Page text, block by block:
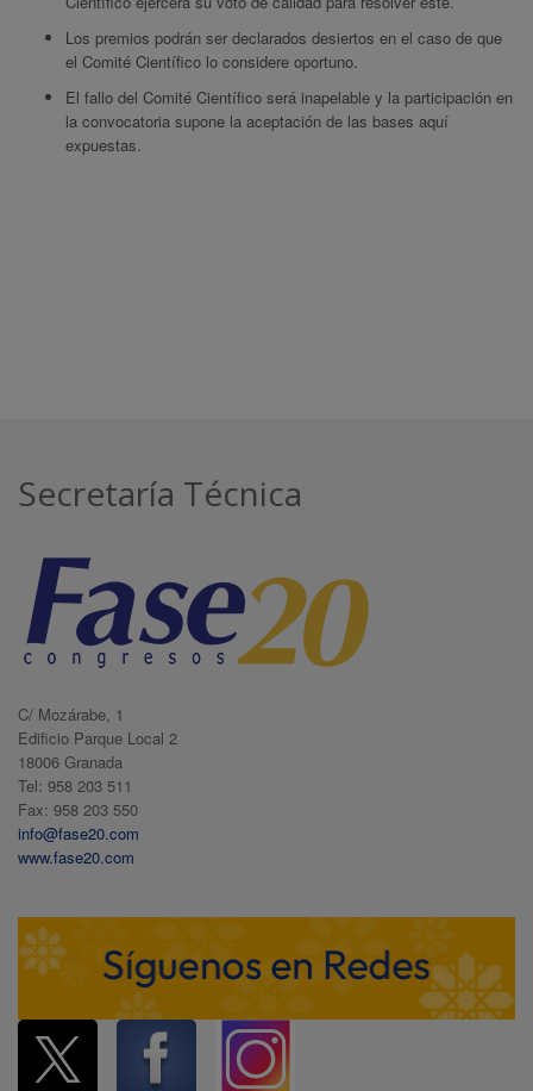
Los premios podrán ser declarados desiertos en el caso de que
el Comité Científico lo considere oportuno.
El fallo del Comité Científico será inapelable y la participación en
la convocatoria supone la aceptación de las bases aquí
expuestas.
Secretaría Técnica
C/ Mozárabe, 1
Edificio Parque Local 2
18006 Granada
Tel: 958 203 511
Fax: 958 203 550
info@fase20.com
www.fase20.com